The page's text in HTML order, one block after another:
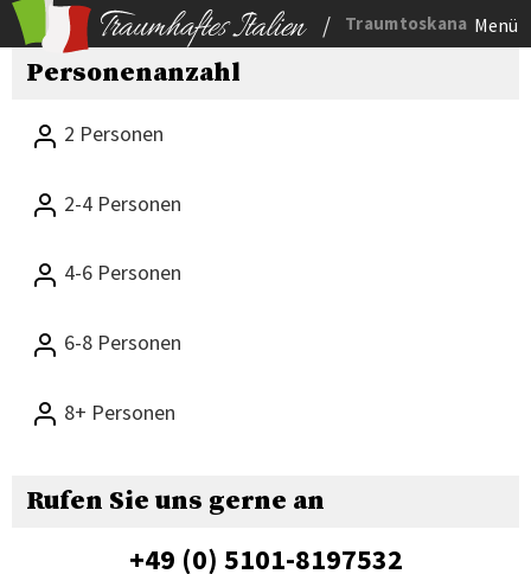
/ Traumtoskana Menü
Personenanzahl
2 Personen
2-4 Personen
4-6 Personen
6-8 Personen
8+ Personen
Rufen Sie uns gerne an
+49 (0) 5101-8197532